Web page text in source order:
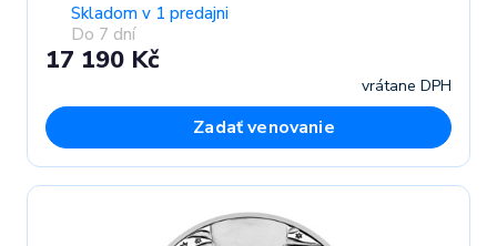
Skladom v 1 predajni
Do 7 dní
17 190 Kč
vrátane DPH
Zadať venovanie